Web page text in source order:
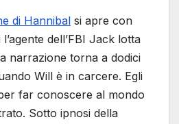
di Hannibal si apre con
dell’FBI Jack lotta
narrazione torna a dodici
Will è in carcere. Egli
far conoscere al mondo
Sotto ipnosi della